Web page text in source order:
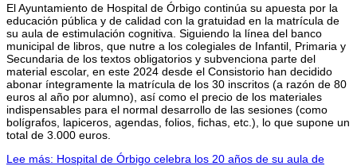
El Ayuntamiento de Hospital de Órbigo continúa su apuesta por la
educación pública y de calidad con la gratuidad en la matrícula de
su aula de estimulación cognitiva. Siguiendo la línea del banco
municipal de libros, que nutre a los colegiales de Infantil, Primaria y
Secundaria de los textos obligatorios y subvenciona parte del
material escolar, en este 2024 desde el Consistorio han decidido
abonar íntegramente la matrícula de los 30 inscritos (a razón de 80
euros al año por alumno), así como el precio de los materiales
indispensables para el normal desarrollo de las sesiones (como
bolígrafos, lapiceros, agendas, folios, fichas, etc.), lo que supone un
total de 3.000 euros.
Lee más: Hospital de Órbigo celebra los 20 años de su aula de